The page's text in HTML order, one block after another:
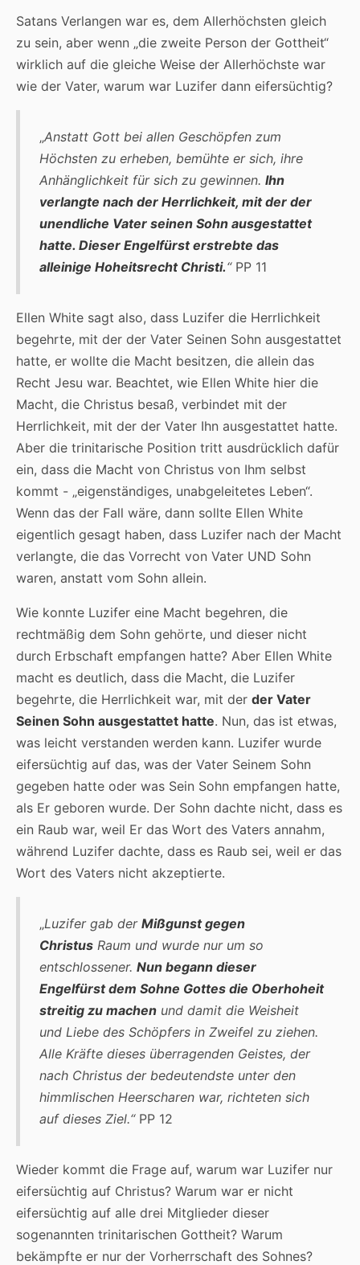
Satans Verlangen war es, dem Allerhöchsten gleich
zu sein, aber wenn „die zweite Person der Gottheit“
wirklich auf die gleiche Weise der Allerhöchste war
wie der Vater, warum war Luzifer dann eifersüchtig?
„Anstatt Gott bei allen Geschöpfen zum
Höchsten zu erheben, bemühte er sich, ihre
Anhänglichkeit für sich zu gewinnen. Ihn
verlangte nach der Herrlichkeit, mit der der
unendliche Vater seinen Sohn ausgestattet
hatte. Dieser Engelfürst erstrebte das
alleinige Hoheitsrecht Christi.“ PP 11
Ellen White sagt also, dass Luzifer die Herrlichkeit
begehrte, mit der der Vater Seinen Sohn ausgestattet
hatte, er wollte die Macht besitzen, die allein das
Recht Jesu war. Beachtet, wie Ellen White hier die
Macht, die Christus besaß, verbindet mit der
Herrlichkeit, mit der der Vater Ihn ausgestattet hatte.
Aber die trinitarische Position tritt ausdrücklich dafür
ein, dass die Macht von Christus von Ihm selbst
kommt - „eigenständiges, unabgeleitetes Leben“.
Wenn das der Fall wäre, dann sollte Ellen White
eigentlich gesagt haben, dass Luzifer nach der Macht
verlangte, die das Vorrecht von Vater UND Sohn
waren, anstatt vom Sohn allein.
Wie konnte Luzifer eine Macht begehren, die
rechtmäßig dem Sohn gehörte, und dieser nicht
durch Erbschaft empfangen hatte? Aber Ellen White
macht es deutlich, dass die Macht, die Luzifer
begehrte, die Herrlichkeit war, mit der der Vater
Seinen Sohn ausgestattet hatte. Nun, das ist etwas,
was leicht verstanden werden kann. Luzifer wurde
eifersüchtig auf das, was der Vater Seinem Sohn
gegeben hatte oder was Sein Sohn empfangen hatte,
als Er geboren wurde. Der Sohn dachte nicht, dass es
ein Raub war, weil Er das Wort des Vaters annahm,
während Luzifer dachte, dass es Raub sei, weil er das
Wort des Vaters nicht akzeptierte.
„Luzifer gab der Mißgunst gegen
Christus Raum und wurde nur um so
entschlossener. Nun begann dieser
Engelfürst dem Sohne Gottes die Oberhoheit
streitig zu machen und damit die Weisheit
und Liebe des Schöpfers in Zweifel zu ziehen.
Alle Kräfte dieses überragenden Geistes, der
nach Christus der bedeutendste unter den
himmlischen Heerscharen war, richteten sich
auf dieses Ziel.“PP 12
Wieder kommt die Frage auf, warum war Luzifer nur
eifersüchtig auf Christus? Warum war er nicht
eifersüchtig auf alle drei Mitglieder dieser
sogenannten trinitarischen Gottheit? Warum
bekämpfte er nur der Vorherrschaft des Sohnes?